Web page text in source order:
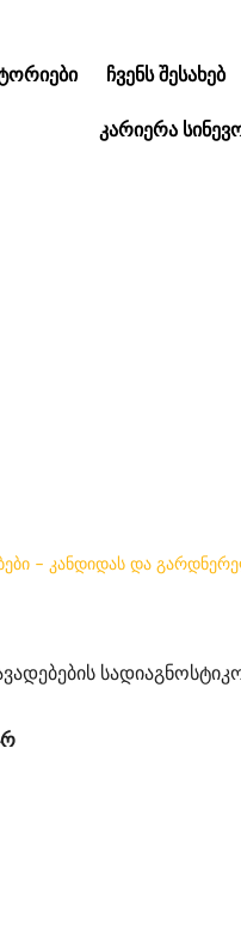
ᲩᲕᲔᲜᲡ ᲨᲔᲡᲐᲮᲔᲑ
ᲙᲐᲠᲘᲔᲠᲐ
– კანდიდას და